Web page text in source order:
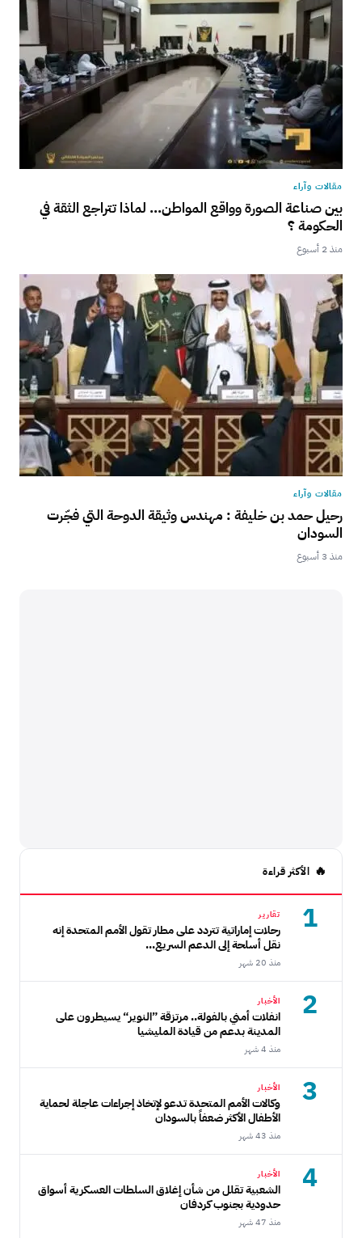
مقالات وآراء
بين صناعة الصورة وواقع المواطن… لماذا تتراجع الثقة في
الحكومة ؟
منذ 2 أسبوع
مقالات وآراء
رحيل حمد بن خليفة : مهندس وثيقة الدوحة التي فجّرت
السودان
منذ 3 أسبوع
الأكثر قراءة
1 تقارير
رحلات إماراتية تتردد على مطار تقول الأمم المتحدة إنه
نقل أسلحة إلى الدعم السريع...
منذ 20 شهر
2 الأخبار
انفلات أمني بالفولة.. مرتزقة ”النوير“ يسيطرون على
المدينة بدعم من قيادة المليشيا
منذ 4 شهر
3 الأخبار
وكالات الأمم المتحدة تدعو لإتخاذ إجراءات عاجلة لحماية
الأطفال الأكثر ضعفاً بالسودان
منذ 43 شهر
4 الأخبار
الشعبية تقلل من شأن إغلاق السلطات العسكرية أسواق
حدودية بجنوب كردفان
منذ 47 شهر